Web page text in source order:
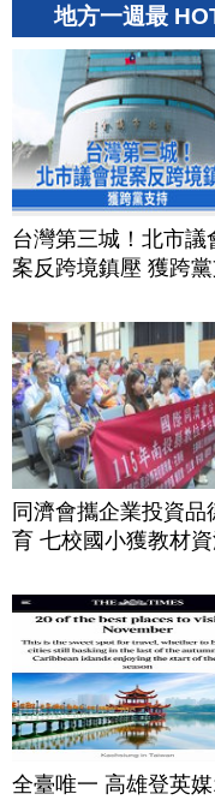
地方一週最
台灣第三城！北市議
案反跨境鎮壓 獲跨
同濟會攜企業投資品
育 七校國小獲教材
全臺唯一 高雄登英媒